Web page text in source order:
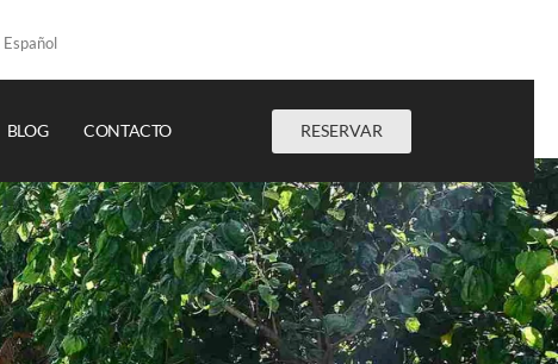
Español
BLOG CONTACTO RESERVAR